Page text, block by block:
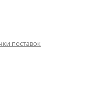
поставок